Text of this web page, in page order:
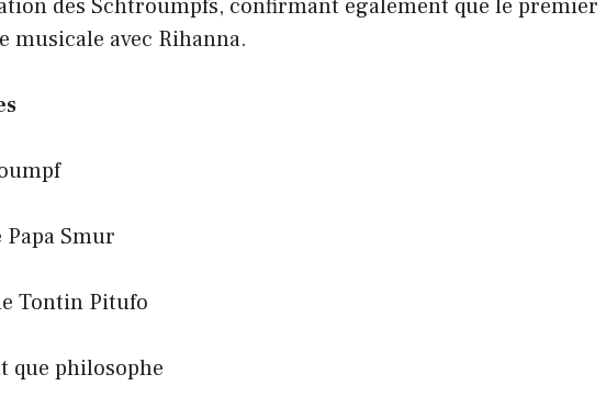
des Schtroumpfs, confirmant également que le premier
musicale avec Rihanna.
Papa Smur
Tontin Pitufo
que philosophe